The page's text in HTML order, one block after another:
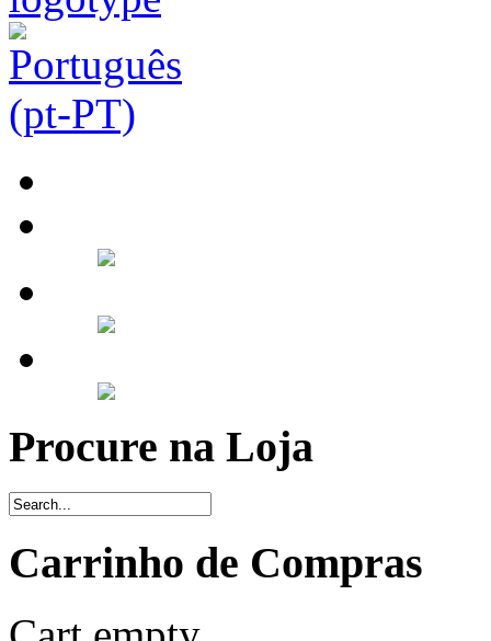
Procure na Loja
Carrinho de Compras